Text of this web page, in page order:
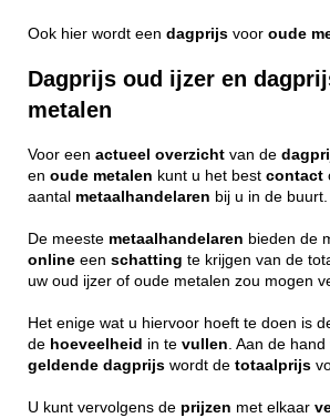
Ook hier wordt een dagprijs voor oude
Dagprijs oud ijzer en
metalen
Voor een actueel overzicht van de
en oude metalen kunt u het best contact
aantal metaalhandelaren bij u in de buurt.
De meeste metaalhandelaren bieden de
online een schatting te krijgen van de
uw oud ijzer of oude metalen zou mogen
Het enige wat u hiervoor hoeft te doen is
de hoeveelheid in te vullen . Aan de
geldende dagprijs wordt de totaalprijs
U kunt vervolgens de prijzen met elkaar